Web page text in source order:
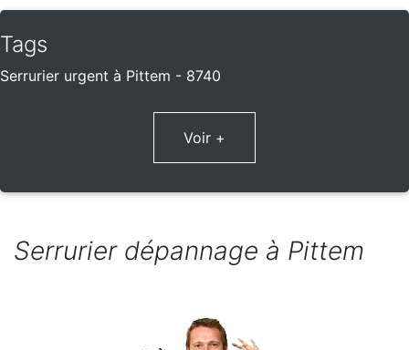
Tags
Serrurier urgent à Pittem - 8740
Voir +
Serrurier dépannage à Pittem